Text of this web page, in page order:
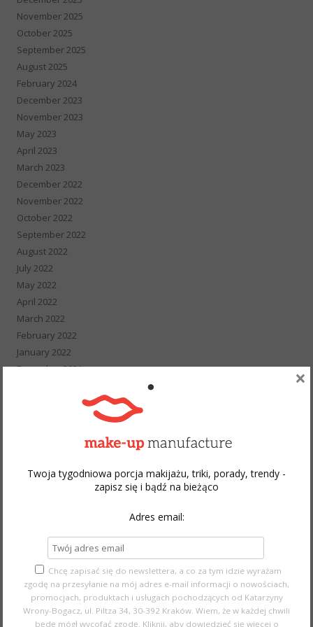
November 2025
October 2025
September 2025
August 2025
February 2024
December 2023
November 2023
May 2023
April 2023
March 2023
December 2022
November 2022
October 2022
September 2022
August 2022
July 2022
May 2022
April 2022
March 2022
February 2022
January 2022
December 2021
June 2021
February 2021
January 2021
December 2020
November 2020
October 2020
September 2020
Twoja tygodniowa porcja makijażu, triki, porady, trendy -
zapisz się i bądź na bieżąco
Adres email:
Chcę zapisać się do newslettera, a co za tym idzie wyrażam
zgodę na przesyłanie na mój adres e-mail informacji o nowościach,
promocjach, produktach i usługach pochodzących od Katarzyny
Wrony-Bogacz, ul. Piltza 34, 30-392 Kraków. Wiem, że w każdej chwili
będę mógł wycofać zgodę. Kliknij, aby dowiedzieć się więcej o
×